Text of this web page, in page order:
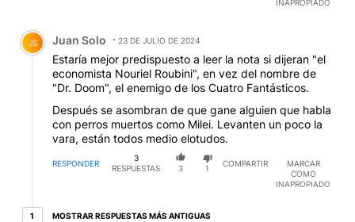
INAPROPIADO
Comentario de Juan Solo.
JS Juan Solo 23 DE JULIO DE 2024
Estaría mejor predispuesto a leer la nota si dijeran "el
economista Nouriel Roubini", en vez del nombre de
"Dr. Doom", el enemigo de los Cuatro Fantásticos.
Después se asombran de que gane alguien que habla
con perros muertos como Milei. Levanten un poco la
vara, están todos medio elotudos.
RESPONDER
3
RESPUESTAS
3 1
COMPARTIR
MARCAR
COMO
INAPROPIADO
11 respuesta más antiguas
MOSTRAR RESPUESTAS MÁS ANTIGUAS